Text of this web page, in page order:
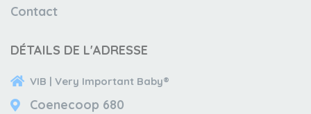
Contact
DÉTAILS DE L'ADRESSE
VIB | Very Important Baby®
Coenecoop 680